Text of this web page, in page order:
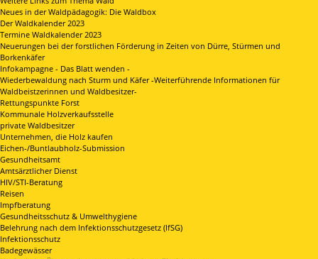
Neues in der Waldpädagogik: Die Waldbox
Der Waldkalender 2023
Termine Waldkalender 2023
Neuerungen bei der forstlichen Förderung in Zeiten von Dürre, Stürmen und
Borkenkäfer
Infokampagne - Das Blatt wenden -
Wiederbewaldung nach Sturm und Käfer -Weiterführende Informationen für
Waldbeistzerinnen und Waldbesitzer-
Rettungspunkte Forst
Kommunale Holzverkaufsstelle
private Waldbesitzer
Unternehmen, die Holz kaufen
Eichen-/Buntlaubholz-Submission
Gesundheitsamt
Amtsärztlicher Dienst
HIV/STI-Beratung
Reisen
Impfberatung
Gesundheitsschutz & Umwelthygiene
Belehrung nach dem Infektionsschutzgesetz (IfSG)
Infektionsschutz
Badegewässer